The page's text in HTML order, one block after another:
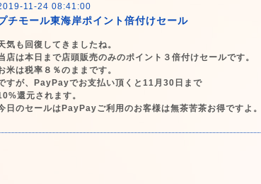
11-24 08:41:00
チモール東海岸ポイント倍付けセール
気も回復してきましたね。
店は本日まで店頭販売のみのポイント３倍付けセールです。
米は税率８％のままです。
すが、PayPayでお支払い頂くと11月30日まで
還元されます。
日のセールはPayPayご利用のお客様は無茶苦茶お得ですよ。